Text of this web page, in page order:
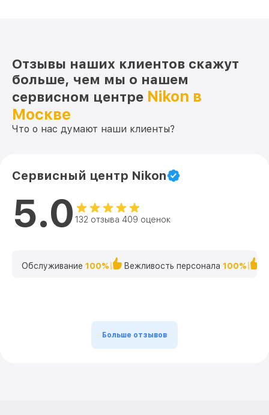
Отзывы наших клиентов скажут
больше, чем мы о нашем
сервисном центре Nikon в
Москве
Что о нас думают наши клиенты?
Сервисный центр Nikon
5.0 132 отзыва 409 оценок
Обслуживание 100% Вежливость персонала 100%
Больше отзывов